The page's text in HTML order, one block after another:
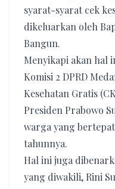
syarat-syarat cek
dikeluarkan oleh
Bangun.
Menyikapi akan hal
Komisi 2 DPRD
Kesehatan Gratis
Presiden Prabowo
warga yang
tahunnya.
Hal ini juga
yang diwakili, Rini